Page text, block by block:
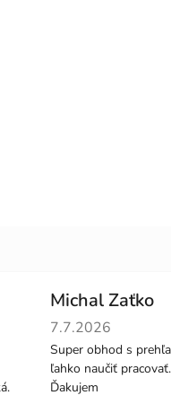
Michal Zaťko
Hodnotenie
7.7.2026
Super obhod s
ľahko naučiť
Ďakujem